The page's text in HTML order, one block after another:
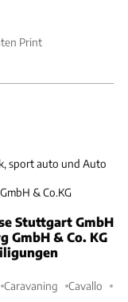
Print
sport auto und Auto
& Co.KG
Stuttgart GmbH
GmbH & Co. KG
Caravaning Cavallo